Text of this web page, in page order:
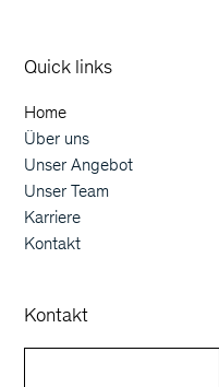
Quick links
Main navigation
Home
Über uns
Unser Angebot
Unser Team
Karriere
Kontakt
Kontakt